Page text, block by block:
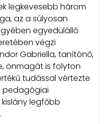
legkevesebb három
az a súlyosan
egyedülálló
végzi
Gabriella, tanítónő,
önmagát is folyton
tudással vértezte
pedagógiai
legfőbb